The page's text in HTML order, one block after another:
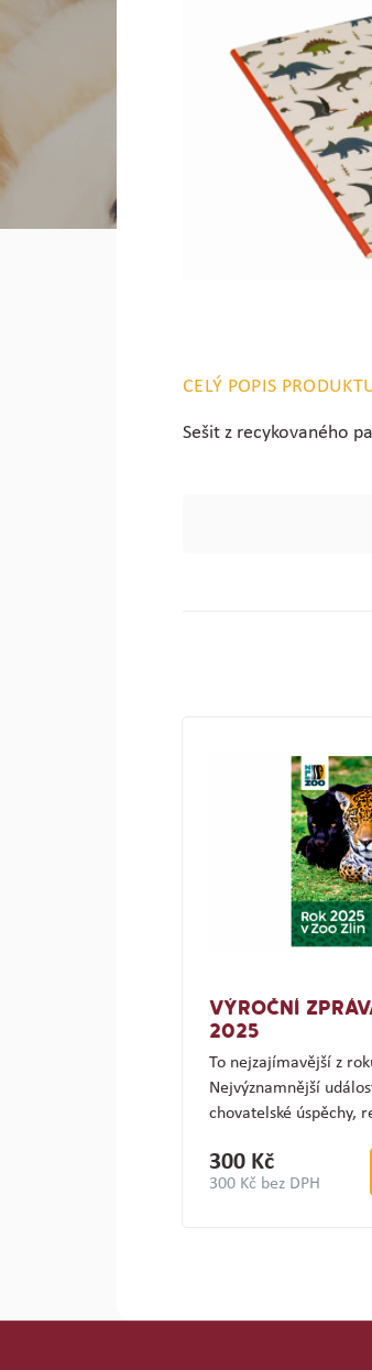
CELÝ POPIS
Sešit z recykovaného
VÝROČNÍ
2025
To nejzajímavější z
Nejvýznamnější
chovatelské úspěchy,
300 Kč
300 Kč bez DPH